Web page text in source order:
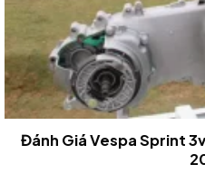
Đánh Giá Vespa Sprint